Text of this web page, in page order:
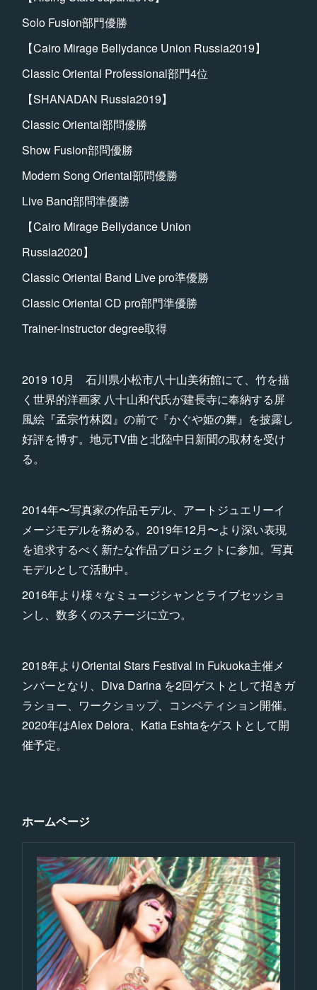
Solo Fusion部門優勝
【Cairo Mirage Bellydance Union Russia2019】
Classic Oriental Professional部門4位
【SHANADAN Russia2019】
Classic Oriental部問優勝
Show Fusion部問優勝
Modern Song Oriental部問優勝
Live Band部問準優勝
【Cairo Mirage Bellydance Union
Russia2020】
Classic Oriental Band Live pro準優勝
Classic Oriental CD pro部門準優勝
Trainer-Instructor degree取得
2019 10月 石川県小松市八十山美術館にて、竹を描
く世界的洋画家 八十山和代氏が建長寺に奉納する屏
風絵『孟宗竹林図』の前で『かぐや姫の舞』を披露し
好評を博す。地元TV曲と北陸中日新聞の取材を受け
る。
2014年〜写真家の作品モデル、アートジュエリーイ
メージモデルを務める。2019年12月〜より深い表現
を追求するべく新たな作品プロジェクトに参加。写真
モデルとして活動中。
2016年より様々なミュージシャンとライブセッショ
ンし、数多くのステージに立つ。
2018年よりOriental Stars Festival in Fukuoka主催メ
ンバーとなり、Diva Darina を2回ゲストとして招きガ
ラショー、ワークショップ、コンペティション開催。
2020年はAlex Delora、Katia Eshtaをゲストとして開
催予定。
ホームページ